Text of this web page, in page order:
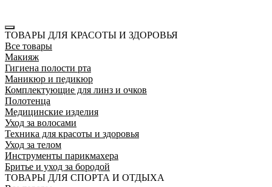
ТОВАРЫ ДЛЯ КРАСОТЫ И ЗДОРОВЬЯ
Все товары
Макияж
Гигиена полости рта
Маникюр и педикюр
Комплектующие для линз и очков
Полотенца
Медицинские изделия
Уход за волосами
Техника для красоты и здоровья
Уход за телом
Инструменты парикмахера
Бритье и уход за бородой
ТОВАРЫ ДЛЯ СПОРТА И ОТДЫХА